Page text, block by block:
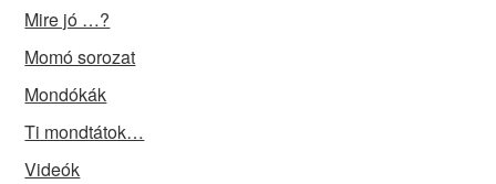
Mire jó …?
Momó sorozat
Mondókák
Ti mondtátok…
Videók